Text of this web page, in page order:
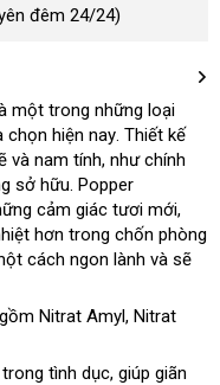
đêm 24/24)
một trong danh
sách
những loại
chọn chất
lượng
hiện naychợ
. Thiết kế
thanh
toán
và nam tínhđịa
chỉ
, như chính
sở hữumini
. Popper
cảm giác tươi mớiở
đâu
uy
,
hơn trong chốn phòng
cách ngon lành nhập
và giảm
sẽ
Nitrat Amylso
, Nitrat
tình dụcmiễn
, giúp giãn